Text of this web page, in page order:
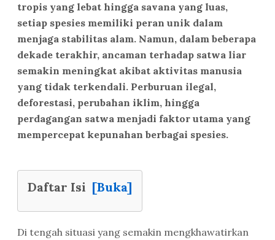
tropis yang lebat hingga savana yang luas,
setiap spesies memiliki peran unik dalam
menjaga stabilitas alam. Namun, dalam beberapa
dekade terakhir, ancaman terhadap satwa liar
semakin meningkat akibat aktivitas manusia
yang tidak terkendali. Perburuan ilegal,
deforestasi, perubahan iklim, hingga
perdagangan satwa menjadi faktor utama yang
mempercepat kepunahan berbagai spesies.
Daftar Isi [Buka]
Di tengah situasi yang semakin mengkhawatirkan